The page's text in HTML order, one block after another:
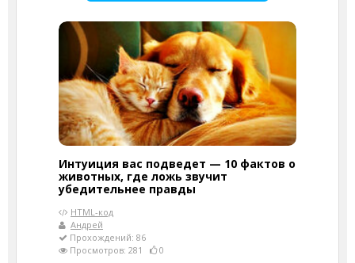
Интуиция вас подведет — 10 фактов о
животных, где ложь звучит
убедительнее правды
HTML-код
Андрей
Прохождений: 86
Просмотров: 281
0